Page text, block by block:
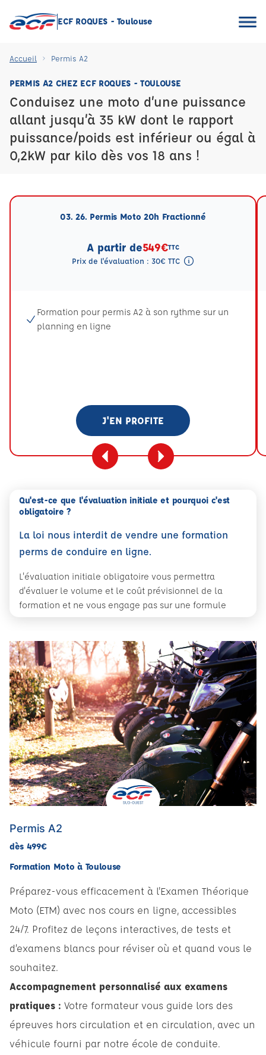
ECF ROQUES - Toulouse
Accueil Permis A2
PERMIS A2 CHEZ ECF ROQUES - TOULOUSE
Conduisez une moto d’une puissance
allant jusqu’à 35 kW dont le rapport
puissance/poids est inférieur ou égal à
0,2kW par kilo dès vos 18 ans !
03. 26. Permis Moto 20h Fractionné
A partir de549€TTC
Prix de l'évaluation : 30€ TTC
Formation pour permis A2 à son rythme sur un
planning en ligne
J'EN PROFITE
Qu'est-ce que l'évaluation initiale et pourquoi c'est
obligatoire ?
La loi nous interdit de vendre une formation
perms de conduire en ligne.
L'évaluation initiale obligatoire vous permettra
d'évaluer le volume et le coût prévisionnel de la
formation et ne vous engage pas sur une formule
Permis A2
dès 499€
Formation Moto à Toulouse
Préparez-vous efficacement à l'Examen Théorique
Moto (ETM) avec nos cours en ligne, accessibles
24/7. Profitez de leçons interactives, de tests et
d’examens blancs pour réviser où et quand vous le
souhaitez.
Accompagnement personnalisé aux examens
pratiques : Votre formateur vous guide lors des
épreuves hors circulation et en circulation, avec un
véhicule fourni par notre école de conduite.